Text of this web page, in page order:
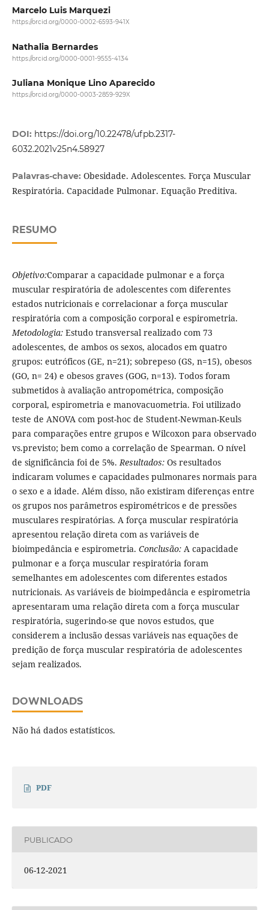
Marcelo Luis Marquezi
https://orcid.org/0000-0002-6593-941X
Nathalia Bernardes
https://orcid.org/0000-0001-9555-4134
Juliana Monique Lino Aparecido
https://orcid.org/0000-0003-2859-929X
DOI: https://doi.org/10.22478/ufpb.2317-
6032.2021v25n4.58927
Palavras-chave: Obesidade. Adolescentes. Força Muscular
Respiratória. Capacidade Pulmonar. Equação Preditiva.
RESUMO
Objetivo:Comparar a capacidade pulmonar e a força
muscular respiratória de adolescentes com diferentes
estados nutricionais e correlacionar a força muscular
respiratória com a composição corporal e espirometria.
Metodologia:Estudo transversal realizado com 73
adolescentes, de ambos os sexos, alocados em quatro
grupos: eutróficos (GE, n=21); sobrepeso (GS, n=15), obesos
(GO, n= 24) e obesos graves (GOG, n=13). Todos foram
submetidos à avaliação antropométrica, composição
corporal, espirometria e manovacuometria. Foi utilizado
teste de ANOVA com post-hoc de Student-Newman-Keuls
para comparações entre grupos e Wilcoxon para observado
vs.previsto; bem como a correlação de Spearman. O nível
de significância foi de 5%.Resultados: Os resultados
indicaram volumes e capacidades pulmonares normais para
o sexo e a idade. Além disso, não existiram diferenças entre
os grupos nos parâmetros espirométricos e de pressões
musculares respiratórias. A força muscular respiratória
apresentou relação direta com as variáveis de
bioimpedância e espirometria. Conclusão:A capacidade
pulmonar e a força muscular respiratória foram
semelhantes em adolescentes com diferentes estados
nutricionais. As variáveis de bioimpedância e espirometria
apresentaram uma relação direta com a força muscular
respiratória, sugerindo-se que novos estudos, que
considerem a inclusão dessas variáveis nas equações de
predição de força muscular respiratória de adolescentes
sejam realizados.
DOWNLOADS
Não há dados estatísticos.
PDF
PUBLICADO
06-12-2021